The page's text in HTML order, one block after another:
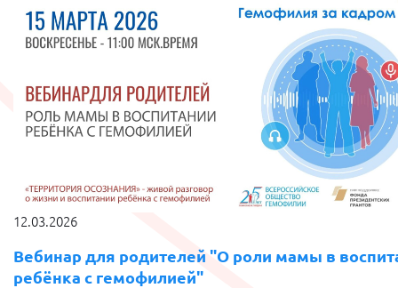
12.03.2026
Вебинар для родителей "О роли мамы в
ребёнка с гемофилией"